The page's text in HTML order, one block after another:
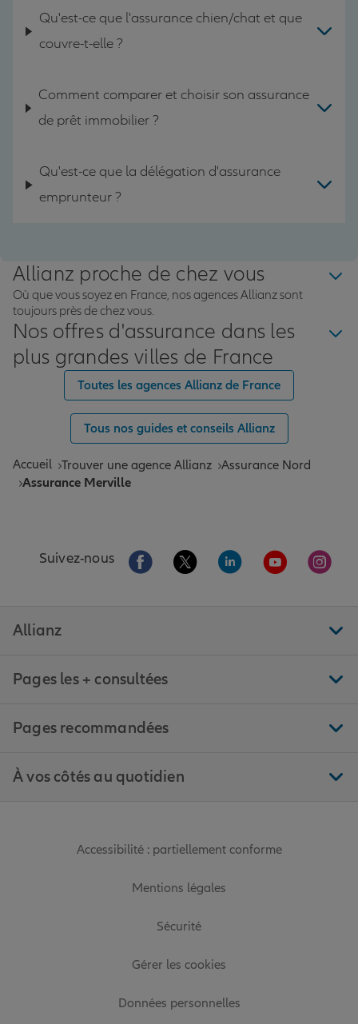
Qu'est-ce que l'assurance chien/chat et que
couvre-t-elle ?
Comment comparer et choisir son assurance
de prêt immobilier ?
Qu'est-ce que la délégation d'assurance
emprunteur ?
Allianz proche de chez vous
Où que vous soyez en France, nos agences Allianz sont
toujours près de chez vous.
Nos offres d'assurance dans les
plus grandes villes de France
Toutes les agences Allianz de France
Tous nos guides et conseils Allianz
Accueil Trouver une agence Allianz Assurance Nord
Assurance Merville
Suivez-nous Aller sur la page Facebook de Allianz
Aller sur la page Twitter de
Aller sur la page
Aller sur la
Aller
Allianz
Pages les + consultées
Pages recommandées
À vos côtés au quotidien
Accessibilité : partiellement conforme
Mentions légales
Sécurité
Gérer les cookies
Données personnelles